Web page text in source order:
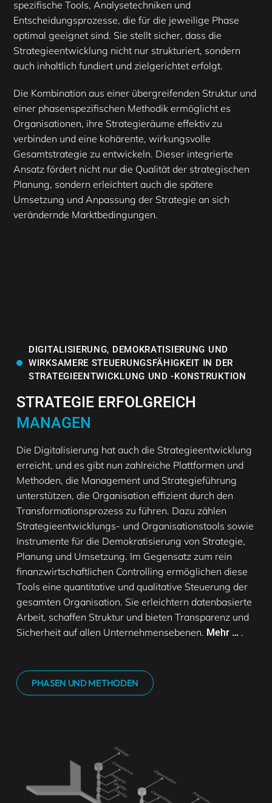
spezifische Tools, Analysetechniken und
Entscheidungsprozesse, die für die jeweilige Phase
optimal geeignet sind. Sie stellt sicher, dass die
Strategieentwicklung nicht nur strukturiert, sondern
auch inhaltlich fundiert und zielgerichtet erfolgt.
Die Kombination aus einer übergreifenden Struktur und
einer phasenspezifischen Methodik ermöglicht es
Organisationen, ihre Strategieräume effektiv zu
verbinden und eine kohärente, wirkungsvolle
Gesamtstrategie zu entwickeln. Dieser integrierte
Ansatz fördert nicht nur die Qualität der strategischen
Planung, sondern erleichtert auch die spätere
Umsetzung und Anpassung der Strategie an sich
verändernde Marktbedingungen.
DIGITALISIERUNG, DEMOKRATISIERUNG UND
WIRKSAMERE STEUERUNGSFÄHIGKEIT IN DER
STRATEGIEENTWICKLUNG UND -KONSTRUKTION
STRATEGIE ERFOLGREICH
MANAGEN
Die Digitalisierung hat auch die Strategieentwicklung
erreicht, und es gibt nun zahlreiche Plattformen und
Methoden, die Management und Strategieführung
unterstützen, die Organisation effizient durch den
Transformationsprozess zu führen. Dazu zählen
Strategieentwicklungs- und Organisationstools sowie
Instrumente für die Demokratisierung von Strategie,
Planung und Umsetzung. Im Gegensatz zum rein
finanzwirtschaftlichen Controlling ermöglichen diese
Tools eine quantitative und qualitative Steuerung der
gesamten Organisation. Sie erleichtern datenbasierte
Arbeit, schaffen Struktur und bieten Transparenz und
Sicherheit auf allen Unternehmensebenen. Mehr … .
PHASEN UND METHODEN